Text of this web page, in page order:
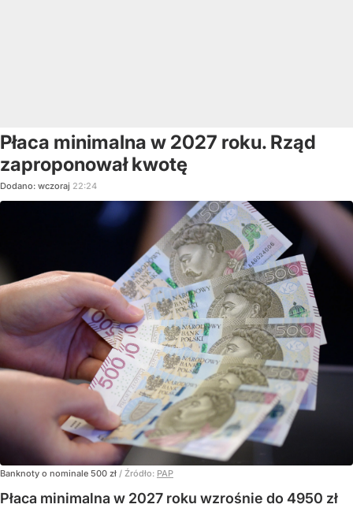
Płaca minimalna w 2027 roku. Rząd
zaproponował kwotę
Dodano: wczoraj 22:24
Banknoty o nominale 500 zł / Źródło: PAP
Płaca minimalna w 2027 roku wzrośnie do 4950 zł